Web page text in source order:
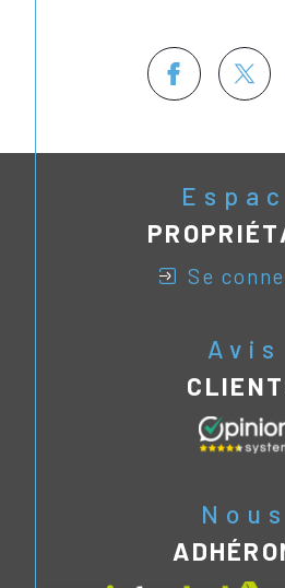
se
Avis
Nous